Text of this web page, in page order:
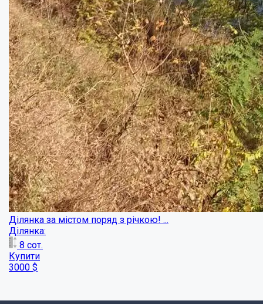
4 ділянки по 10 соток в Вакуленцях...
Ділянка:
10сот.
Купити
14250